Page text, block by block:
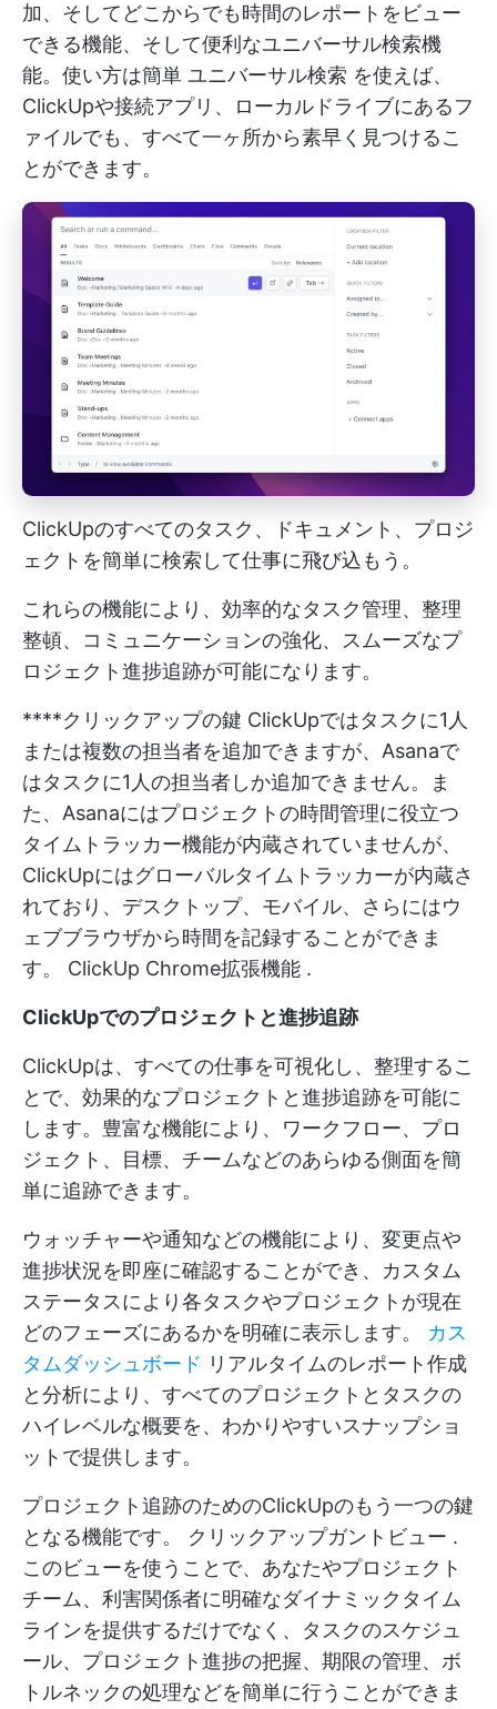
加、そしてどこからでも時間のレポートをビュー
できる機能、そして便利なユニバーサル検索機
能。使い方は簡単 ユニバーサル検索 を使えば、
ClickUpや接続アプリ、ローカルドライブにあるフ
ァイルでも、すべて一ヶ所から素早く見つけるこ
とができます。
ClickUpのすべてのタスク、ドキュメント、プロジ
ェクトを簡単に検索して仕事に飛び込もう。
これらの機能により、効率的なタスク管理、整理
整頓、コミュニケーションの強化、スムーズなプ
ロジェクト進捗追跡が可能になります。
****クリックアップの鍵 ClickUpではタスクに1人
または複数の担当者を追加できますが、Asanaで
はタスクに1人の担当者しか追加できません。ま
た、Asanaにはプロジェクトの時間管理に役立つ
タイムトラッカー機能が内蔵されていませんが、
ClickUpにはグローバルタイムトラッカーが内蔵さ
れており、デスクトップ、モバイル、さらにはウ
ェブブラウザから時間を記録することができま
す。 ClickUp Chrome拡張機能 .
ClickUpでのプロジェクトと進捗追跡
ClickUpは、すべての仕事を可視化し、整理するこ
とで、効果的なプロジェクトと進捗追跡を可能に
します。豊富な機能により、ワークフロー、プロ
ジェクト、目標、チームなどのあらゆる側面を簡
単に追跡できます。
ウォッチャーや通知などの機能により、変更点や
進捗状況を即座に確認することができ、カスタム
ステータスにより各タスクやプロジェクトが現在
どのフェーズにあるかを明確に表示します。 カス
タムダッシュボード リアルタイムのレポート作成
と分析により、すべてのプロジェクトとタスクの
ハイレベルな概要を、わかりやすいスナップショ
ットで提供します。
プロジェクト追跡のためのClickUpのもう一つの鍵
となる機能です。 クリックアップガントビュー .
このビューを使うことで、あなたやプロジェクト
チーム、利害関係者に明確なダイナミックタイム
ラインを提供するだけでなく、タスクのスケジュ
ール、プロジェクト進捗の把握、期限の管理、ボ
トルネックの処理などを簡単に行うことができま